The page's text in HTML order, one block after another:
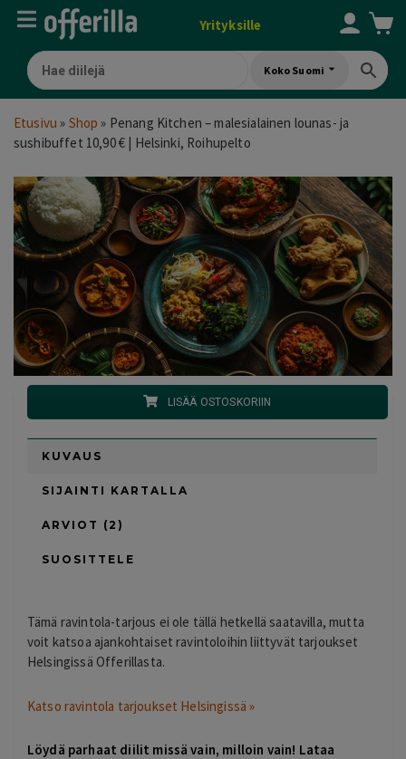
Yrityksille
Koko Suomi
Etusivu » Shop » Penang Kitchen – malesialainen lounas- ja
sushibuffet 10,90 € | Helsinki, Roihupelto
LISÄÄ OSTOSKORIIN
KUVAUS
SIJAINTI KARTALLA
ARVIOT (2)
SUOSITTELE
Tämä ravintola-tarjous ei ole tällä hetkellä saatavilla, mutta
voit katsoa ajankohtaiset ravintoloihin liittyvät tarjoukset
Helsingissä Offerillasta.
Katso ravintola tarjoukset Helsingissä »
Löydä parhaat diilit missä vain, milloin vain! Lataa